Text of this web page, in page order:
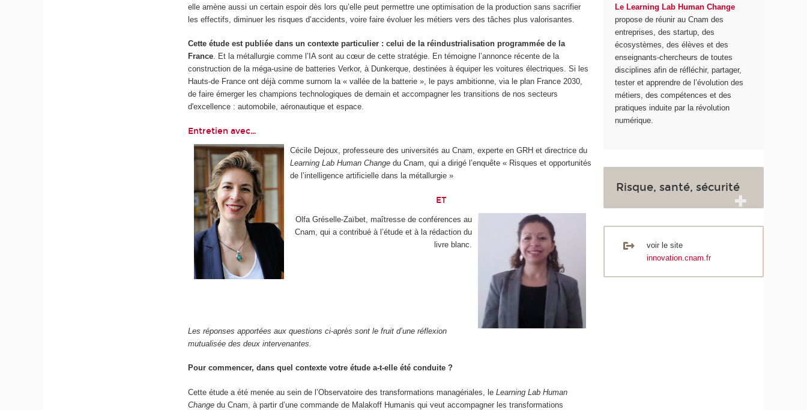
elle amène aussi un certain espoir dès lors qu’elle peut permettre une optimisation de la production sans sacrifier
les effectifs, diminuer les risques d’accidents, voire faire évoluer les métiers vers des tâches plus valorisantes.
Cette étude est publiée dans un contexte particulier : celui de la réindustrialisation programmée de la
France. Et la métallurgie comme l’IA sont au cœur de cette stratégie. En témoigne l’annonce récente de la
construction de la méga-usine de batteries Verkor, à Dunkerque, destinées à équiper les voitures électriques. Si les
Hauts-de France ont déjà comme surnom la « vallée de la batterie », le pays ambitionne, via le plan France 2030,
de faire émerger les champions technologiques de demain et accompagner les transitions de nos secteurs
d'excellence : automobile, aéronautique et espace.
Entretien avec…
Cécile Dejoux, professeure des universités au Cnam, experte en GRH et directrice du
Learning Lab Human Change du Cnam, qui a dirigé l’enquête « Risques et opportunités
de l’intelligence artificielle dans la métallurgie »
ET
Olfa Gréselle-Zaïbet, maîtresse de conférences au
Cnam, qui a contribué à l’étude et à la rédaction du
livre blanc.
Les réponses apportées aux questions ci-après sont le fruit d’une réflexion
mutualisée des deux intervenantes.
Pour commencer, dans quel contexte votre étude a-t-elle été conduite ?
Cette étude a été menée au sein de l’Observatoire des transformations managériales, leLearning Lab Human
Change du Cnam, à partir d’une commande de Malakoff Humanis qui veut accompagner les transformations
Le Learning Lab Human Change
propose de réunir au Cnam des
entreprises, des startup, des
écosystèmes, des élèves et des
enseignants-chercheurs de toutes
disciplines afin de réfléchir, partager,
tester et apprendre de l’évolution des
métiers, des compétences et des
pratiques induite par la révolution
numérique.
Risque, santé, sécurité
voir le site
innovation.cnam.fr